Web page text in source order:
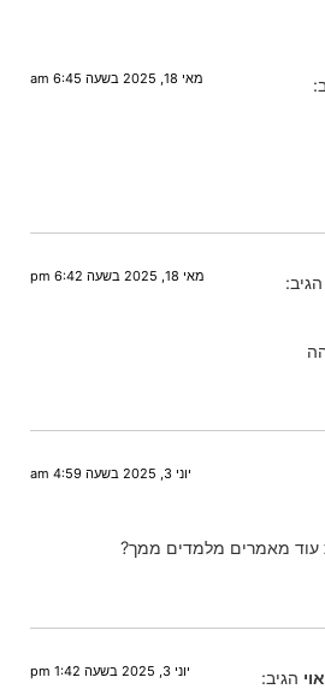
מאי 18, 2025 בשעה 6:45 am
הגיב: מאי 18, 2025 בשעה 6:42 pm
יוני 3, 2025 בשעה 4:59 am
עוד מאמרים מלמדים ממך?
הגיב: יוני 3, 2025 בשעה 1:42 pm